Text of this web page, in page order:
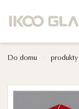
Do domu produkty